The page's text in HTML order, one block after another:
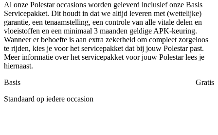
Al onze Polestar occasions worden geleverd inclusief onze Basis
Servicepakket. Dit houdt in dat we altijd leveren met (wettelijke)
garantie, een tenaamstelling, een controle van alle vitale delen en
vloeistoffen en een minimaal 3 maanden geldige APK-keuring.
Wanneer er behoefte is aan extra zekerheid om compleet zorgeloos
te rijden, kies je voor het servicepakket dat bij jouw Polestar past.
Meer informatie over het servicepakket voor jouw Polestar lees je
hiernaast.
Basis
Gratis
Standaard op iedere occasion